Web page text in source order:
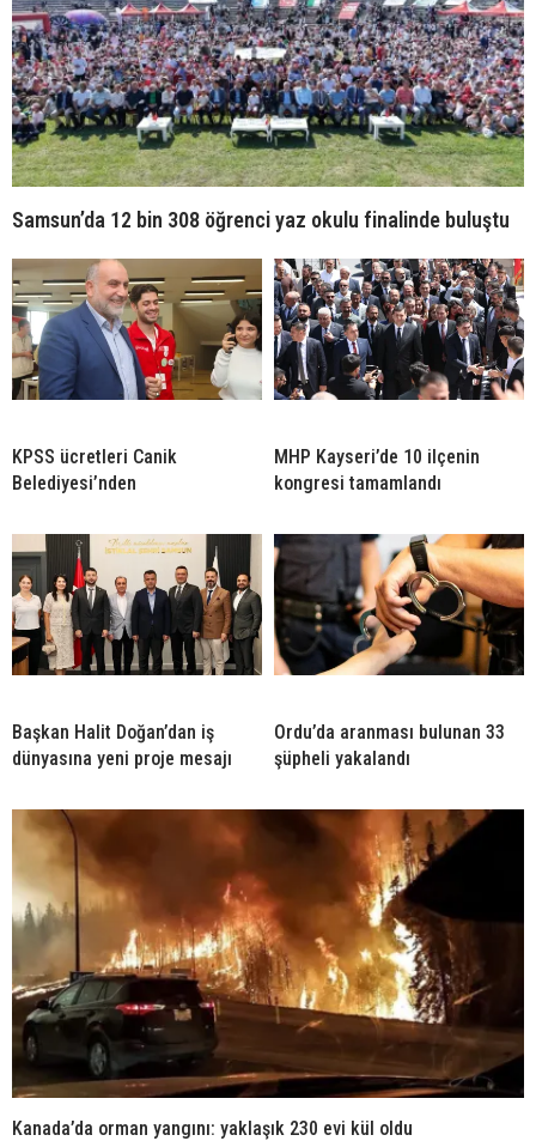
Samsun’da 12 bin 308 öğrenci yaz okulu finalinde buluştu
KPSS ücretleri Canik
Belediyesi’nden
MHP Kayseri’de 10 ilçenin
kongresi tamamlandı
Başkan Halit Doğan’dan iş
dünyasına yeni proje mesajı
Ordu’da aranması bulunan 33
şüpheli yakalandı
Kanada’da orman yangını: yaklaşık 230 evi kül oldu